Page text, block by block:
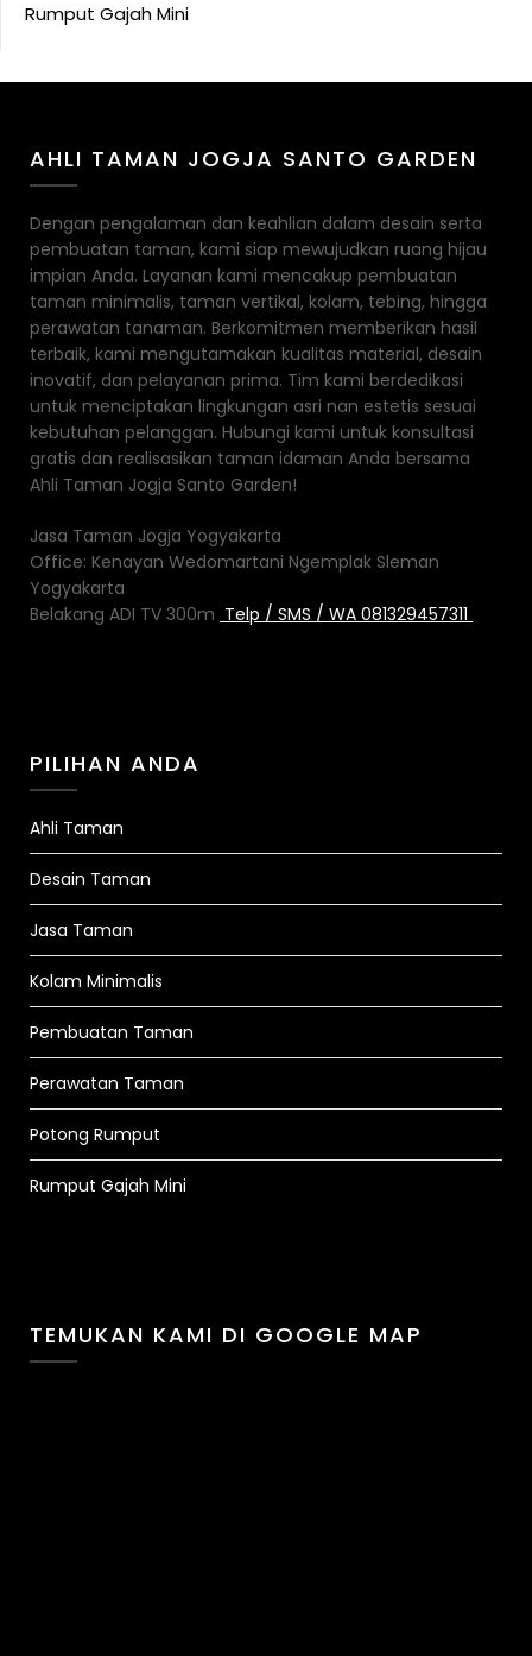
Rumput Gajah Mini
AHLI TAMAN JOGJA SANTO GARDEN
Dengan pengalaman dan keahlian dalam desain serta
pembuatan taman, kami siap mewujudkan ruang hijau
impian Anda. Layanan kami mencakup pembuatan
taman minimalis, taman vertikal, kolam, tebing, hingga
perawatan tanaman. Berkomitmen memberikan hasil
terbaik, kami mengutamakan kualitas material, desain
inovatif, dan pelayanan prima. Tim kami berdedikasi
untuk menciptakan lingkungan asri nan estetis sesuai
kebutuhan pelanggan. Hubungi kami untuk konsultasi
gratis dan realisasikan taman idaman Anda bersama
Ahli Taman Jogja Santo Garden!
Jasa Taman Jogja Yogyakarta
Office: Kenayan Wedomartani Ngemplak Sleman
Yogyakarta
Belakang ADI TV 300m Telp / SMS / WA 081329457311
PILIHAN ANDA
Ahli Taman
Desain Taman
Jasa Taman
Kolam Minimalis
Pembuatan Taman
Perawatan Taman
Potong Rumput
Rumput Gajah Mini
TEMUKAN KAMI DI GOOGLE MAP